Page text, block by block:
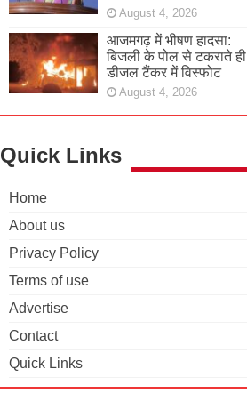
August 4, 2026
आजमगढ़ में भीषण हादसा:
बिजली के पोल से टकराते ही
डीजल टैंकर में विस्फोट
August 4, 2026
Quick Links
Home
About us
Privacy Policy
Terms of use
Advertise
Contact
Quick Links